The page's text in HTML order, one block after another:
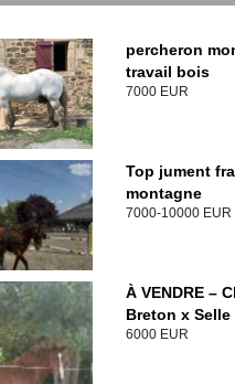
percheron
travail bois
7000 EUR
Top jument
montagne
7000-10000 EUR
À VENDRE –
Breton x
6000 EUR